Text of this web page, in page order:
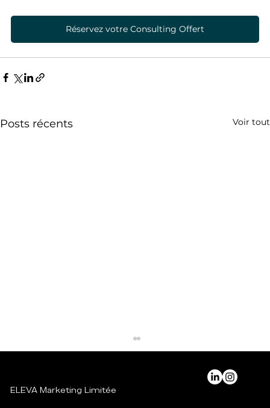
Réservez votre Consulting Offert
Posts récents Voir tout
ELEVA Marketing Limitée